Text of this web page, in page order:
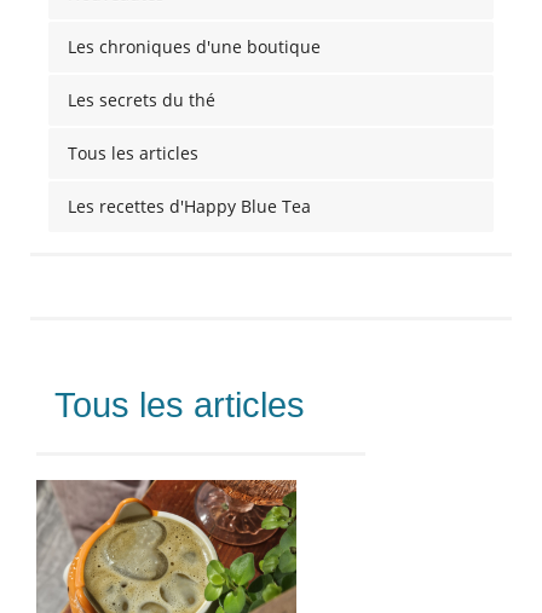
Les chroniques d'une boutique
Les secrets du thé
Tous les articles
Les recettes d'Happy Blue Tea
Tous les articles